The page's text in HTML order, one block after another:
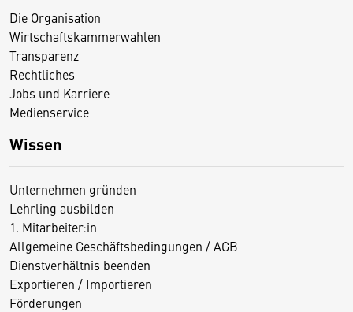
Die Organisation
Wirtschaftskammerwahlen
Transparenz
Rechtliches
Jobs und Karriere
Medienservice
Wissen
Unternehmen gründen
Lehrling ausbilden
1. Mitarbeiter:in
Allgemeine Geschäftsbedingungen / AGB
Dienstverhältnis beenden
Exportieren / Importieren
Förderungen